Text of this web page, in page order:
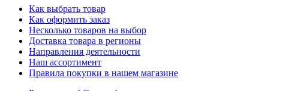
Как выбрать товар
Как оформить заказ
Несколько товаров на выбор
Доставка товара в регионы
Направления деятельности
Наш ассортимент
Правила покупки в нашем магазине